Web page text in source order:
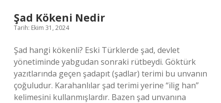
Şad Kökeni Nedir
Tarih: Ekim 31, 2024
Şad hangi kökenli? Eski Türklerde şad, devlet
yönetiminde yabgudan sonraki rütbeydi. Göktürk
yazıtlarında geçen şadapıt (şadlar) terimi bu unvanın
çoğuludur. Karahanlılar şad terimi yerine “ilig han”
kelimesini kullanmışlardır. Bazen şad unvanına